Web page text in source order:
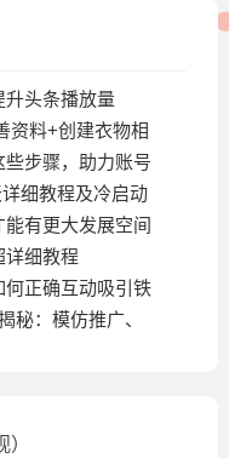
升头条播放量
资料+创建衣物相
步骤，助力账号
细教程及冷启动
有更大发展空间
详细教程
正确互动吸引铁
秘：模仿推广、